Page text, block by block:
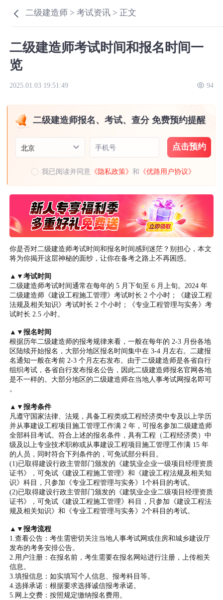
二级建造师 >考试资讯 > 正文
二级建造师考试时间和报名时间一
览
2025.01.03 19:51:49 94
二级建造师报名、考试、查分 免费预约提醒
北京 手机号 点击预约
我已阅读并同意 《隐私政策》和 《优路用户协议》
你是否对二级建造师考试时间和报名时间感到迷茫？别担心，本文
将为你揭开这层神秘的面纱，让你在备考之路上不再困惑。
▲▼考试时间
二级建造师考试时间通常在每年的 5 月下旬至 6 月上旬。2024 年
二级建造师《建设工程施工管理》考试时长 2 个小时；《建设工程
法规及相关知识》考试时长 2 个小时；《专业工程管理与实务》考
试时长 2.5 小时。
▲▼报名时间
根据历年二级建造师的报考规律来看，一般在每年的 2-3 月份各地
区陆续开始报名，大部分地区报名时间集中在 3-4 月左右。二建报
名通知一般在考前 2-3 个月左右发布。由于二级建造师是各省自行
组织考试，各省自行发布报名公告，因此二级建造师报名官网各地
是不一样的。大部分地区的二级建造师在当地人事考试网报名即可
。
▲▼报考条件
凡遵守国家法律、法规，具备工程类或工程经济类中专及以上学历
并从事建设工程项目施工管理工作满 2 年，可报名参加二级建造师
全部科目考试。符合上述的报名条件，具有工程（工程经济类）中
级及以上专业技术职称或从事建设工程项目施工管理工作满 15 年
的人员，同时符合下列条件的，可免试部分科目。
(1)已取得建设行政主管部门颁发的《建筑业企业一级项目经理资质
证书》，可免试《建设工程施工管理》和《建设工程法规及相关知
识》科目，只参加《专业工程管理与实务》1个科目的考试。
(2)已取得建设行政主管部门颁发的《建筑业企业二级项目经理资质
证书》，可免试《建设工程施工管理》科目，只参加《建设工程法
规及相关知识》和《专业工程管理与实务》2个科目的考试。
▲▼报考流程
1.查看公告：考生需密切关注当地人事考试网或住房和城乡建设厅
发布的考务安排公告。
2.用户注册：在报名前，考生需要在报名网站进行注册，上传相关
信息。
3.填报信息：如实填写个人信息、报考科目等。
4.选择承诺：根据要求选择诚信报考承诺。
5.网上交费：按照规定缴纳报名费用。